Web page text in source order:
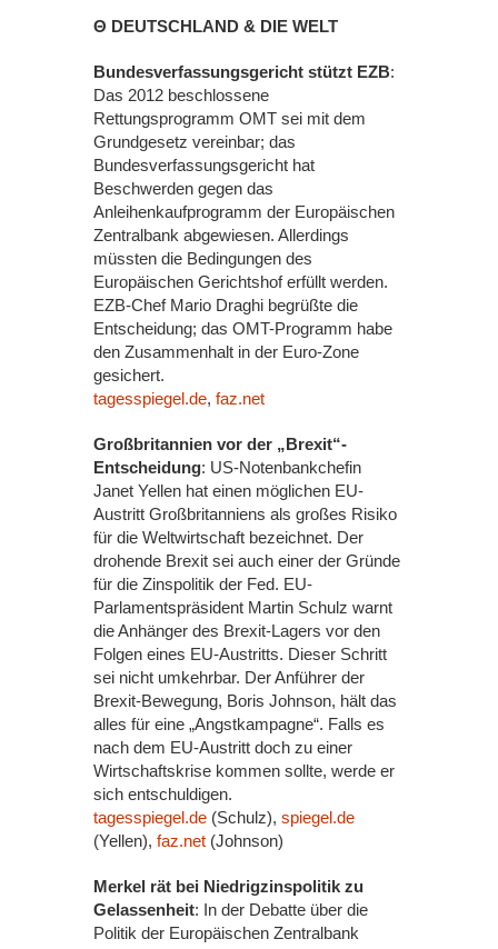
Θ DEUTSCHLAND & DIE WELT
Bundesverfassungsgericht stützt EZB:
Das 2012 beschlossene
Rettungsprogramm OMT sei mit dem
Grundgesetz vereinbar; das
Bundesverfassungsgericht hat
Beschwerden gegen das
Anleihenkaufprogramm der Europäischen
Zentralbank abgewiesen. Allerdings
müssten die Bedingungen des
Europäischen Gerichtshof erfüllt werden.
EZB-Chef Mario Draghi begrüßte die
Entscheidung; das OMT-Programm habe
den Zusammenhalt in der Euro-Zone
gesichert.
tagesspiegel.de, faz.net
Großbritannien vor der „Brexit“-
Entscheidung: US-Notenbankchefin
Janet Yellen hat einen möglichen EU-
Austritt Großbritanniens als großes Risiko
für die Weltwirtschaft bezeichnet. Der
drohende Brexit sei auch einer der Gründe
für die Zinspolitik der Fed. EU-
Parlamentspräsident Martin Schulz warnt
die Anhänger des Brexit-Lagers vor den
Folgen eines EU-Austritts. Dieser Schritt
sei nicht umkehrbar. Der Anführer der
Brexit-Bewegung, Boris Johnson, hält das
alles für eine „Angstkampagne“. Falls es
nach dem EU-Austritt doch zu einer
Wirtschaftskrise kommen sollte, werde er
sich entschuldigen.
tagesspiegel.de (Schulz), spiegel.de
(Yellen), faz.net (Johnson)
Merkel rät bei Niedrigzinspolitik zu
Gelassenheit: In der Debatte über die
Politik der Europäischen Zentralbank